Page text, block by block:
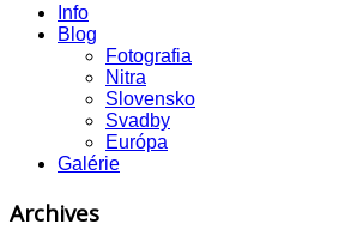
Info
Blog
Fotografia
Nitra
Slovensko
Svadby
Európa
Galérie
Archives